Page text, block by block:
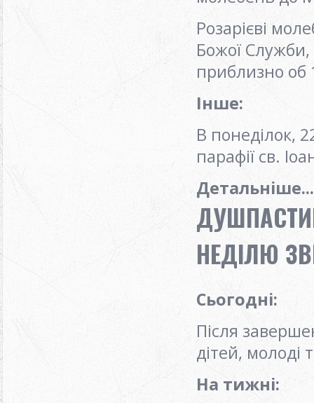
Розарієві
Божої Служби,
приблизно об
Інше:
В понеділок,
парафії св.
Детальніше...
НЕДІЛЮ
Сьогодні:
Після
дітей, молоді
На тижні: